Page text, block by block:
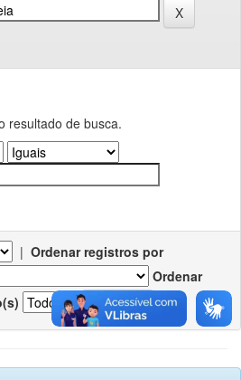
resultado de busca.
| Ordenar registros por
Ordenar